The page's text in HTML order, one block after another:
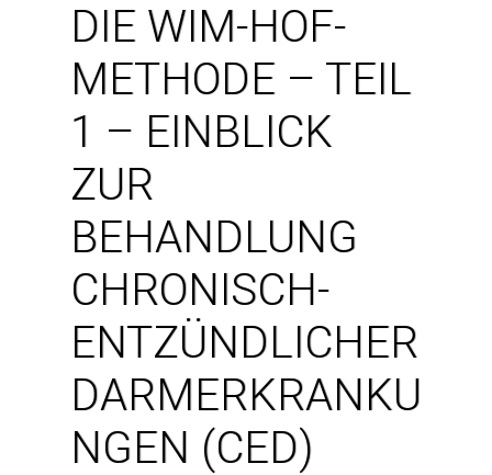
DIE WIM-HOF-
METHODE – TEIL
1 – EINBLICK
ZUR
BEHANDLUNG
CHRONISCH-
ENTZÜNDLICHER
DARMERKRANKU
NGEN (CED)